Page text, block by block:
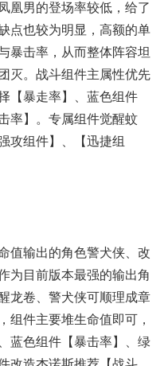
凰男的登场率较低，给了
点也较为明显，高额的单
暴击率，从而整体阵容坦
灭。战斗组件主属性优先
【暴走率】、蓝色组件
率】。专属组件觉醒蚊
攻组件】、【迅捷组
值输出的角色警犬侠、改
为目前版本最强的输出角
龙卷、警犬侠可顺理成章
组件主要堆生命值即可，
蓝色组件【暴击率】、绿